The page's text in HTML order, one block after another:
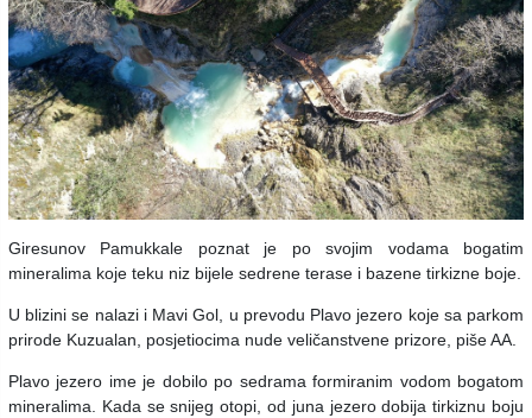
Giresunov Pamukkale poznat je po svojim vodama bogatim
mineralima koje teku niz bijele sedrene terase i bazene tirkizne boje.
U blizini se nalazi i Mavi Gol, u prevodu Plavo jezero koje sa parkom
prirode Kuzualan, posjetiocima nude veličanstvene prizore, piše AA.
Plavo jezero ime je dobilo po sedrama formiranim vodom bogatom
mineralima. Kada se snijeg otopi, od juna jezero dobija tirkiznu boju